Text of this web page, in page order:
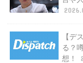
【デ
る？
想！